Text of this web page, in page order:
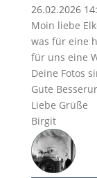
26.02.2026
Moin liebe
was für eine
für uns eine
Deine Fotos
Gute
Liebe Grüße
Birgit